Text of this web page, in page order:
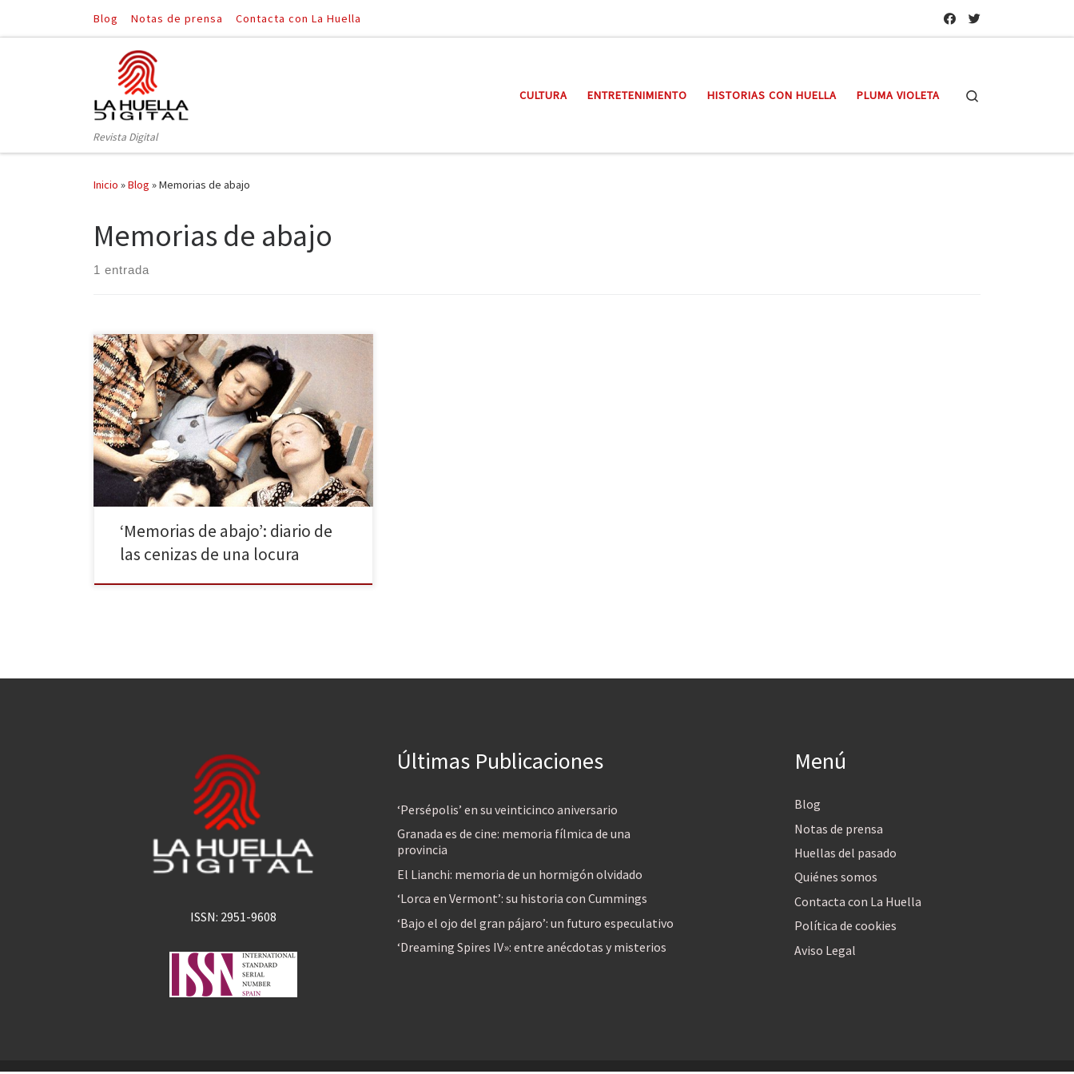
Saltar al contenido
Blog Notas de prensa Contacta con La Huella
Revista Digital
CULTURA ENTRETENIMIENTO HISTORIAS CON HUELLA PLUMA VIOLETA
Inicio »Blog »Memorias de abajo
Memorias de abajo
1 entrada
Para mantener viva la memoria de Leonora
Carrington, la editorial Alpha Decay nos trae Memorias
de abajo. La obra es un breve diario del delirio que
recoge la caída al abismo de la locura de la autora,
hasta la superación de estos episodios. Esta edición,
cuenta con el prólogo de […]
‘Memorias de abajo’: diario de
las cenizas de una locura
ISSN: 2951-9608
Últimas Publicaciones
‘Persépolis’ en su veinticinco aniversario
Granada es de cine: memoria fílmica de una
provincia
El Lianchi: memoria de un hormigón olvidado
‘Lorca en Vermont’: su historia con Cummings
‘Bajo el ojo del gran pájaro’: un futuro especulativo
‘Dreaming Spires IV»: entre anécdotas y misterios
Menú
Blog
Notas de prensa
Huellas del pasado
Quiénes somos
Contacta con La Huella
Política de cookies
Aviso Legal